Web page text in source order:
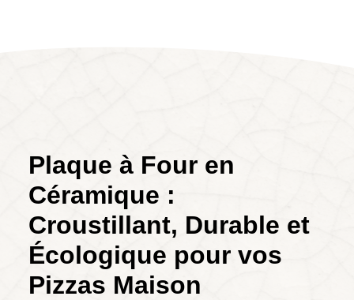
Plaque à Four en
Céramique :
Croustillant, Durable et
Écologique pour vos
Pizzas Maison